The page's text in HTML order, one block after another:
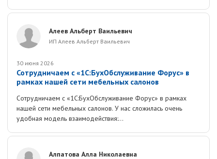
Алеев Альберт Ваильевич
ИП Алеев Альберт Ваильевич
30 июня 2026
Сотрудничаем с «1С:БухОбслуживание Форус» в
рамках нашей сети мебельных салонов
Сотрудничаем с «1С:БухОбслуживание Форус» в рамках
нашей сети мебельных салонов. У нас сложилась очень
удобная модель взаимодействия:...
Алпатова Алла Николаевна